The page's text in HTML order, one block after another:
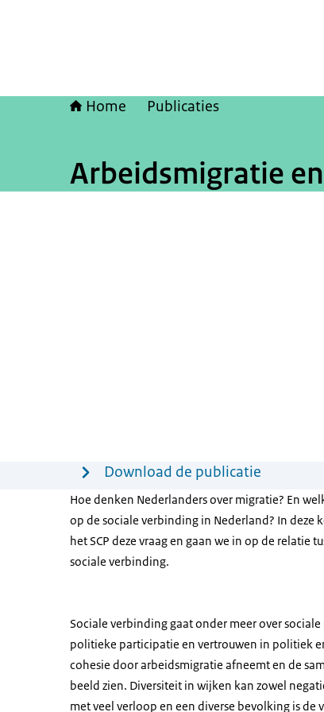
Home Publicaties
Arbeidsmigratie
Download de publicatie
Hoe denken Nederlanders over migratie? En
op de sociale verbinding in Nederland? In deze
het SCP deze vraag en gaan we in op de relatie
sociale verbinding.
Sociale verbinding gaat onder meer over
politieke participatie en vertrouwen in politiek
cohesie door arbeidsmigratie afneemt en de
beeld zien. Diversiteit in wijken kan zowel
met veel verloop en een diverse bevolking is